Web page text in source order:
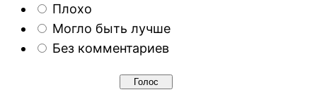
Плохо
Могло быть лучше
Без комментариев